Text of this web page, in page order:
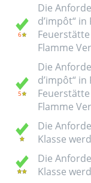
Die
d’impôt“
Flamme
Die
d’impôt“
Flamme
Die
Klasse
Die
Klasse